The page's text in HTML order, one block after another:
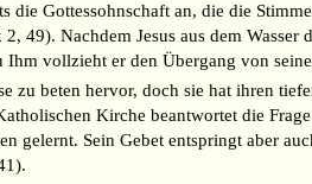
Gottessohnschaft an, die die
49). Nachdem Jesus aus dem
vollzieht er den Übergang von
zu beten hervor, doch sie hat ihren
Kirche beantwortet die
gelernt. Sein Gebet entspringt aber